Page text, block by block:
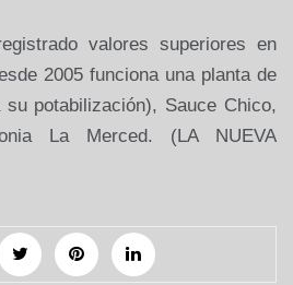
valores superiores en
2005 funciona una planta de
potabilización), Sauce Chico,
La Merced. (LA NUEVA